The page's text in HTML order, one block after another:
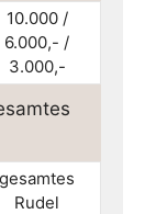
10.000 /
6.000,- /
3.000,-
gesamtes
Rudel